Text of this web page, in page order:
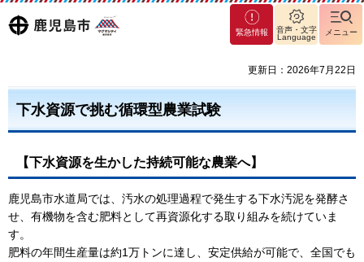
鹿児島
マグ
マシ
島市
緊急情報
音声・文字
Language
メニュー
更新日：2026年7月22日
下水資源で挑む循環型農業試験
【下水資源を生かした持続可能な農業へ】
鹿児島市水道局では、汚水の処理過程で発生する下水汚泥を発酵さ
せ、有機物を含む肥料として再資源化する取り組みを続けていま
す。
肥料の年間生産量は約1万トンに達し、安定供給が可能で、全国でも